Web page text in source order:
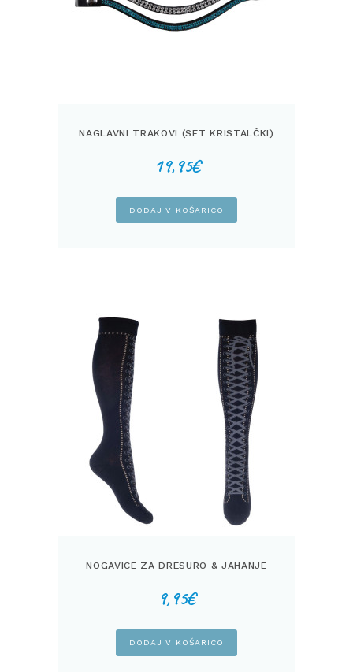
NAGLAVNI TRAKOVI (SET KRISTALČKI)
19,95€
DODAJ V KOŠARICO
NOGAVICE ZA DRESURO & JAHANJE
9,95€
DODAJ V KOŠARICO